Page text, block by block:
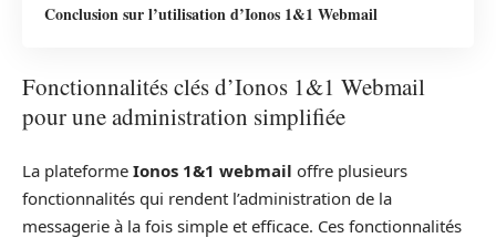
Conclusion sur l’utilisation d’Ionos 1&1 Webmail
Fonctionnalités clés d’Ionos 1&1 Webmail
pour une administration simplifiée
La plateforme Ionos 1&1 webmail offre plusieurs
fonctionnalités qui rendent l’administration de la
messagerie à la fois simple et efficace. Ces fonctionnalités